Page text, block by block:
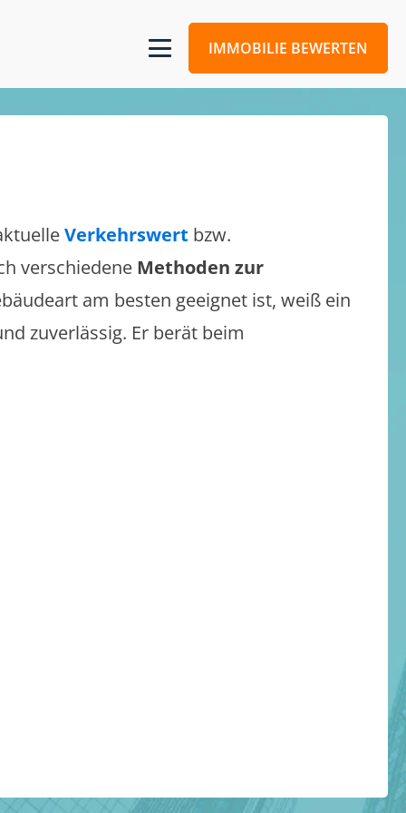
IMMOBILIE BEWERTEN
Verkehrswert bzw.
verschiedene Methoden zur
am besten geeignet ist, weiß ein
zuverlässig. Er berät beim